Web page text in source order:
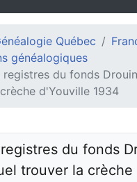
Québec
généalogiques
registres du fonds
d'Youville 1934
du fonds
trouver la crèche